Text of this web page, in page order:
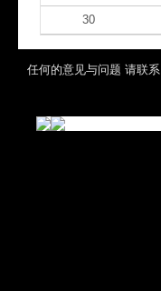
30
任何的意见与问题 请联系